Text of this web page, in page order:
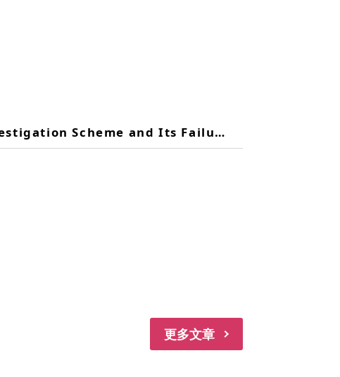
Scheme and Its Failures
更多文章